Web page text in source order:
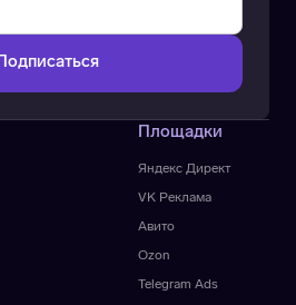
Яндекс Директ
VK Реклама
Площадки
Авито
Ozon
Telegram Ads